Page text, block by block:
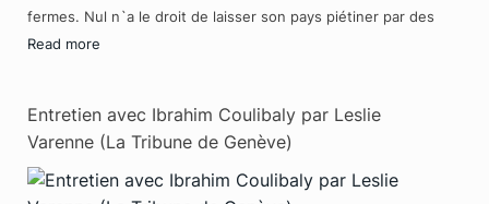
fermes. Nul n`a le droit de laisser son pays piétiner par des
Read more
Entretien avec Ibrahim Coulibaly par Leslie
Varenne (La Tribune de Genève)